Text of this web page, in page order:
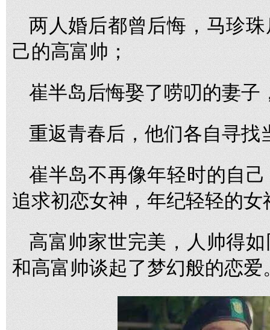
两人婚后都曾后悔，马珍
己的高富帅；
崔半岛后悔娶了唠叨的妻子
重返青春后，他们各自寻找
崔半岛不再像年轻时的自
追求初恋女神，年纪轻轻的
高富帅家世完美，人帅得
和高富帅谈起了梦幻般的恋爱